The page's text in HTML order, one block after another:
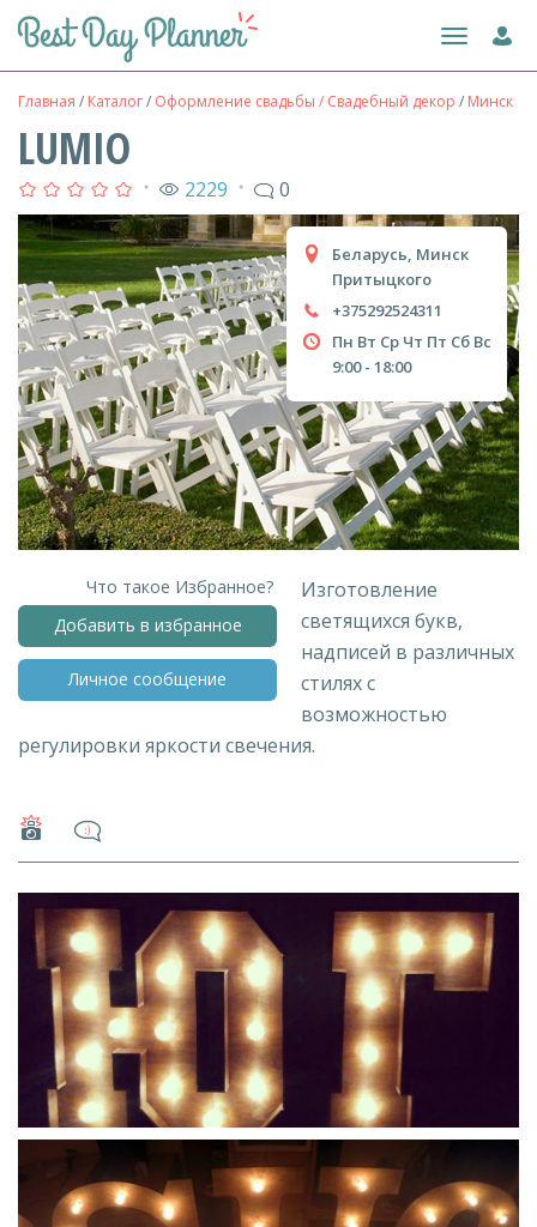
Toggle
Главная / Каталог/ Оформление свадьбы / Свадебный декор / Минск
LUMIO
● 2229 ● 0
Беларусь, Минск
Притыцкого
+375292524311
Пн Вт Ср Чт Пт Сб Вс
9:00 - 18:00
Что такое Избранное?
Добавить в избранное
Личное сообщение
Изготовление
светящихся букв,
надписей в различных
стилях с
возможностью
регулировки яркости свечения.